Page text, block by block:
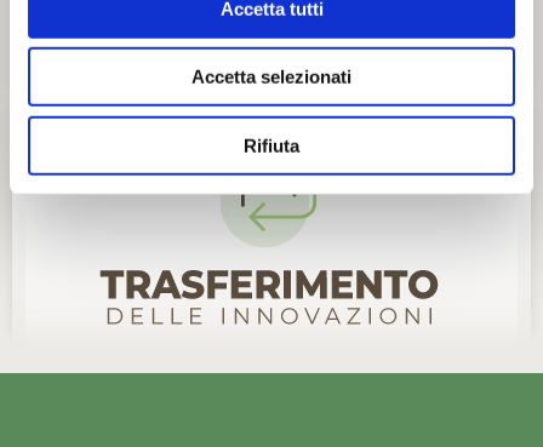
Accetta tutti
Accetta selezionati
Rifiuta